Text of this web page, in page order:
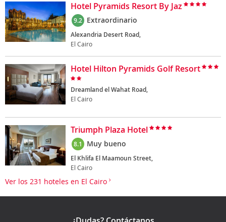
Hotel Pyramids Resort By Jaz
9.2 Extraordinario
Alexandria Desert Road,
El Cairo
Hotel Hilton Pyramids Golf Resort
Dreamland el Wahat Road,
El Cairo
Triumph Plaza Hotel
8.1 Muy bueno
El Khlifa El Maamoun Street,
El Cairo
Ver los 231 hoteles en El Cairo